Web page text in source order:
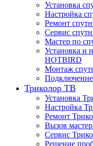
Установка
Настройка
Ремонт
Сервис
Мастер по
Установка и
HOTBIRD
Монтаж
Триколор ТВ
Установка
Настройка
Ремонт
Вызов
Сервис
Решение